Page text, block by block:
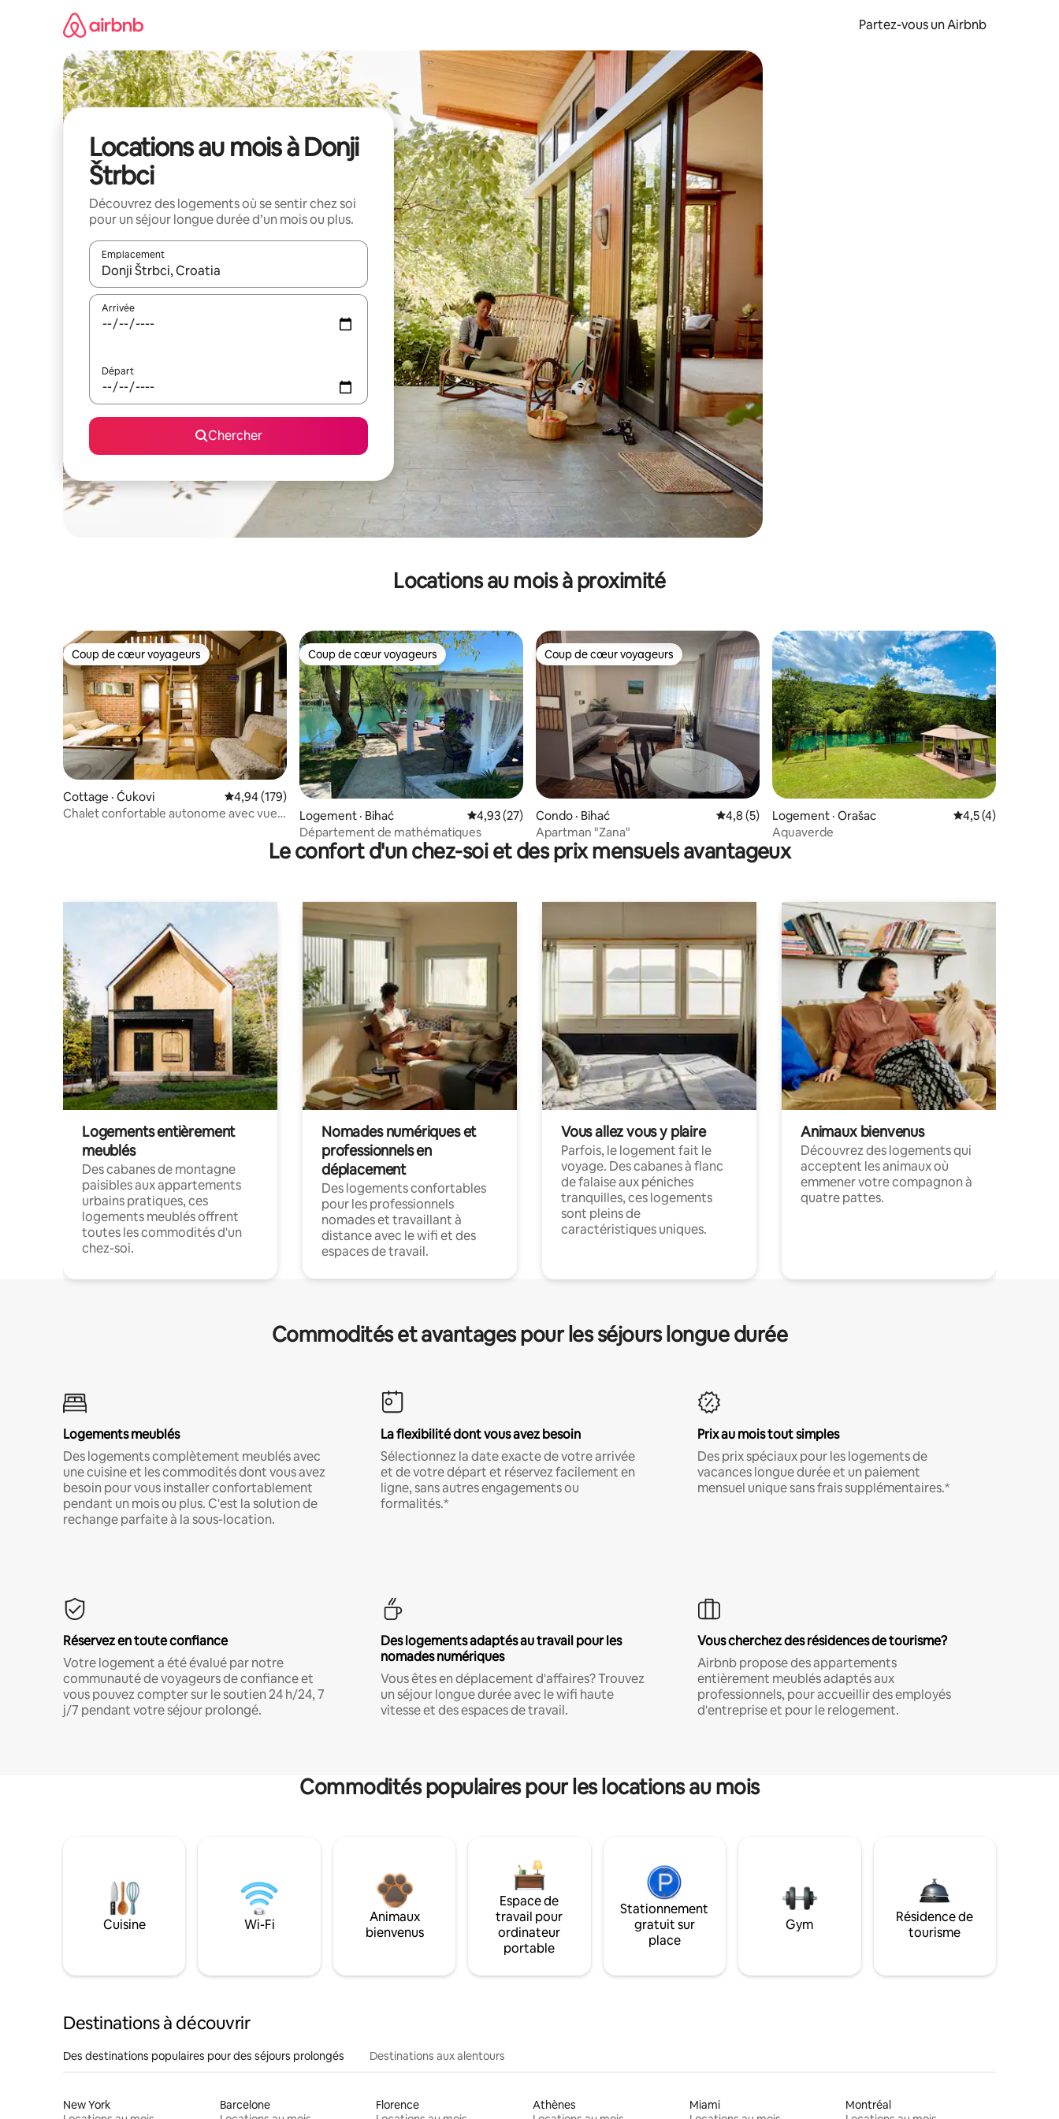
Partez-vous un Airbnb
Locations au mois à Donji
Štrbci
Découvrez des logements où se sentir chez soi
pour un séjour longue durée d’un mois ou plus.
Emplacement
Quand les résultats sont affichés, parcourez-les en utilisant les flèches vers le haut et vers le bas, ou en appuyant dessus et en les faisant glisser.
Arrivée
Départ
Chercher
Locations au mois à proximité
Coup de cœur voyageurs
Coup de cœur voyageurs
Cottage · Ćukovi Note moyenne de 4,94 sur 5, 179 commentaires
4,94 (179)
Chalet confortable autonome avec vue
Coup de cœur voyageurs
Coup de cœur voyageurs
Logement · Bihać Note moyenne de 4,93 sur 5, 27 commentaires
4,93 (27)
Département de mathématiques
Coup de cœur voyageurs
Coup de cœur voyageurs
Condo · Bihać Note moyenne de 4,8 sur 5, 5 commentaires
4,8 (5)
Apartman "Zana"
Logement · Orašac Note moyenne de
4,5 (4)
Aquaverde
Le confort d'un chez-soi et des prix mensuels avantageux
Logements entièrement
meublés
Des cabanes de montagne
paisibles aux appartements
urbains pratiques, ces
logements meublés offrent
toutes les commodités d'un
chez-soi.
Nomades numériques et
professionnels en
déplacement
Des logements confortables
pour les professionnels
nomades et travaillant à
distance avec le wifi et des
espaces de travail.
Vous allez vous y plaire
Parfois, le logement fait le
voyage. Des cabanes à flanc
de falaise aux péniches
tranquilles, ces logements
sont pleins de
caractéristiques uniques.
Animaux bienvenus
Découvrez des logements qui
acceptent les animaux où
emmener votre compagnon à
quatre pattes.
Commodités et avantages pour les séjours longue durée
Logements meublés
Des logements complètement meublés avec
une cuisine et les commodités dont vous avez
besoin pour vous installer confortablement
pendant un mois ou plus. C'est la solution de
rechange parfaite à la sous-location.
La flexibilité dont vous avez besoin
Sélectionnez la date exacte de votre arrivée
et de votre départ et réservez facilement en
ligne, sans autres engagements ou
formalités.*
Prix au mois tout simples
Des prix spéciaux pour les logements de
vacances longue durée et un paiement
mensuel unique sans frais supplémentaires.*
Réservez en toute confiance
Votre logement a été évalué par notre
communauté de voyageurs de confiance et
vous pouvez compter sur le soutien 24 h/24, 7
j/7 pendant votre séjour prolongé.
Des logements adaptés au travail pour les
nomades numériques
Vous êtes en déplacement d'affaires? Trouvez
un séjour longue durée avec le wifi haute
vitesse et des espaces de travail.
Vous cherchez des résidences de tourisme?
Airbnb propose des appartements
entièrement meublés adaptés aux
professionnels, pour accueillir des employés
d'entreprise et pour le relogement.
Commodités populaires pour les locations au mois
Cuisine Wi-Fi
Animaux
bienvenus
Espace de
travail pour
ordinateur
portable
Stationnement
gratuit sur
place
Gym
Résidence de
tourisme
Destinations à découvrir
Des destinations populaires pour des séjours prolongés Destinations aux alentours
New York
Barcelone
Florence
Athènes
Miami
Montréal